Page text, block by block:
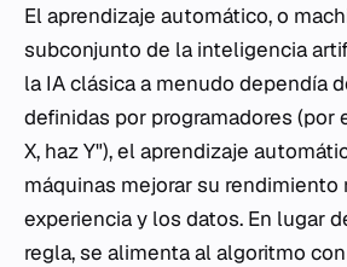
El aprendizaje automático, o
subconjunto de la inteligencia
la IA clásica a menudo dependía
definidas por programadores (por
X, haz Y"), el aprendizaje
máquinas mejorar su rendimiento
experiencia y los datos. En lugar
regla, se alimenta al algoritmo